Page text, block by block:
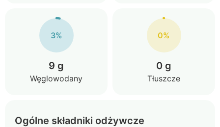
3%
9 g
Węglowodany
0%
0 g
Tłuszcze
Ogólne składniki odżywcze